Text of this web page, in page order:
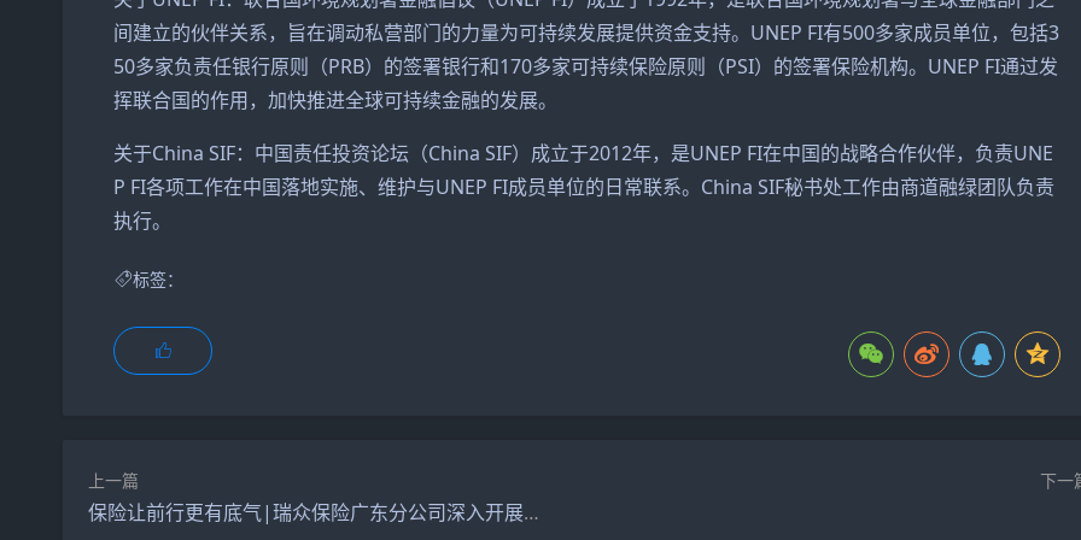
间建立的伙伴关系，旨在调动私营部门的力量为可持续发展提供资金支持。UNEP FI有500多家成员单位，包括3
50多家负责任银行原则（PRB）的签署银行和170多家可持续保险原则（PSI）的签署保险机构。UNEP FI通过发
挥联合国的作用，加快推进全球可持续金融的发展。
关于China SIF：中国责任投资论坛（China SIF）成立于2012年，是UNEP FI在中国的战略合作伙伴，负责UNE
P FI各项工作在中国落地实施、维护与UNEP FI成员单位的日常联系。China SIF秘书处工作由商道融绿团队负责
执行。
标签：
上一篇
保险让前行更有底气|瑞众保险广东分公司深入开展7.8保险公众宣传日活动
下一